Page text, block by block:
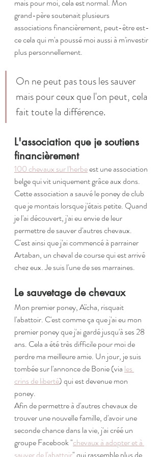
mais pour moi, cela est normal. Mon
grand-père soutenait plusieurs
associations financièrement, peut-être est-
ce cela qui m'a poussé moi aussi à m'investir
plus personnellement.
On ne peut pas tous les sauver
mais pour ceux que l'on peut, cela
fait toute la différence.
L'association que je soutiens
financièrement
100 chevaux sur l'herbe est une association
belge qui vit uniquement grâce aux dons.
Cette association a sauvé le poney de club
que je montais lorsque j'étais petite. Quand
je l'ai découvert, j'ai eu envie de leur
permettre de sauver d'autres chevaux.
C'est ainsi que j'ai commencé à parrainer
Artaban, un cheval de course qui est arrivé
chez eux. Je suis l'une de ses marraines.
Le sauvetage de chevaux
Mon premier poney, Aïcha, risquait
l'abattoir. C'est comme ça que j'ai eu mon
premier poney que j'ai gardé jusqu'à ses 28
ans. Cela a été très difficile pour moi de
perdre ma meilleure amie. Un jour, je suis
tombée sur l'annonce de Bonie (via les
crins de liberté) qui est devenue mon
poney.
Afin de permettre à d'autres chevaux de
trouver une nouvelle famille, d'avoir une
seconde chance dans la vie, j'ai créé un
groupe Facebook "chevaux à adopter et à